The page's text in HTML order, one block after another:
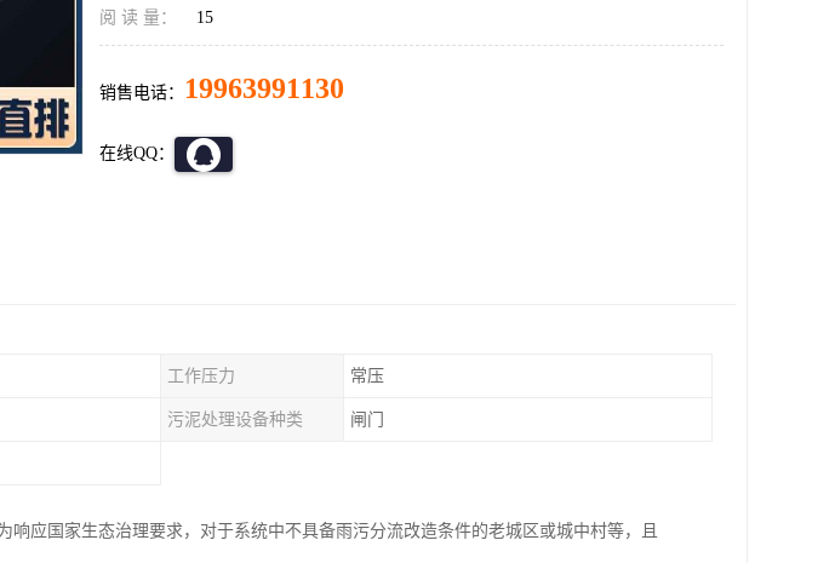
阅 读 量： 15
销售电话： 19963991130
在线QQ：
工作压力 常压
污泥处理设备种类 闸门
响应国家生态治理要求，对于系统中不具备雨污分流改造条件的老城区或城中村等，且